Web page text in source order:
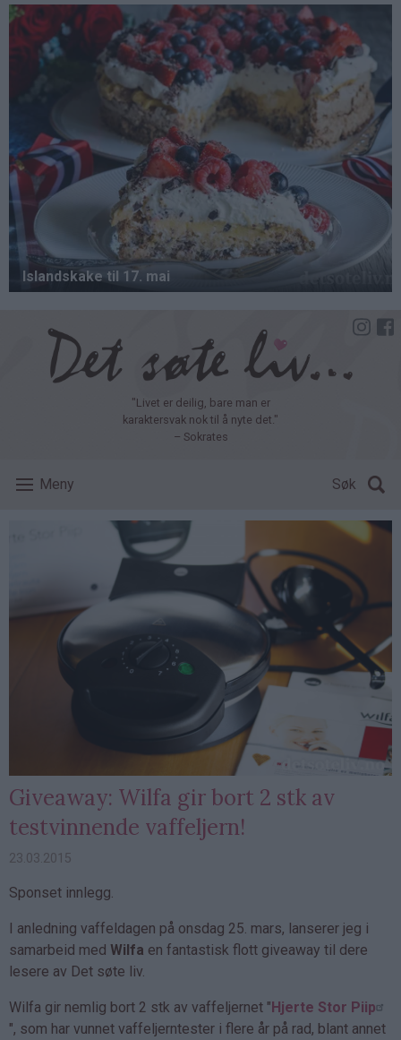
Hopp
hovedinnhold
"Livet er deilig, bare man er
karaktersvak nok til å nyte det."
– Sokrates
Meny Søk
Giveaway: Wilfa gir bort 2 stk av
testvinnende vaffeljern!
23.03.2015
Sponset innlegg.
I anledning vaffeldagen på onsdag 25. mars, lanserer jeg i
samarbeid med Wilfa en fantastisk flott giveaway til dere
lesere av Det søte liv.
Wilfa gir nemlig bort 2 stk av vaffeljernet "Hjerte Stor Piip
", som har vunnet vaffeljerntester i flere år på rad, blant annet